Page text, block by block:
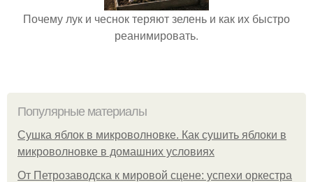
Почему лук и чеснок теряют зелень и как их быстро
реанимировать.
Популярные материалы
Сушка яблок в микроволновке. Как сушить яблоки в
микроволновке в домашних условиях
От Петрозаводска к мировой сцене: успехи оркестра